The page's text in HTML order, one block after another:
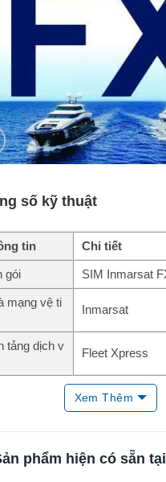
số kỹ thuật
tin Chi tiết
gói SIM Inmarsat
mạng vệ ti
Inmarsat
tảng dịch v
Fleet Xpress
FX 60 Premium
thông CIR 128/64
Xem Thêm
phẩm hiện có sẵn tại